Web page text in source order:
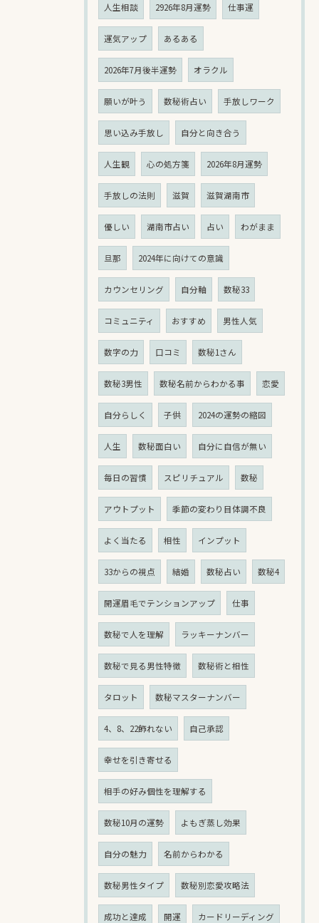
人生相談 2926年8月運勢 仕事運
運気アップ あるある
2026年7月後半運勢 オラクル
願いが叶う 数秘術占い 手放しワーク
思い込み手放し 自分と向き合う
人生観 心の処方箋 2026年8月運勢
手放しの法則 滋賀 滋賀湖南市
優しい 湖南市占い 占い わがまま
旦那 2024年に向けての意識
カウンセリング 自分軸 数秘33
コミュニティ おすすめ 男性人気
数字の力 口コミ 数秘1さん
数秘3男性 数秘名前からわかる事 恋愛
自分らしく 子供 2024の運勢の縮図
人生 数秘面白い 自分に自信が無い
毎日の習慣 スピリチュアル 数秘
アウトプット 季節の変わり目体調不良
よく当たる 相性 インプット
33からの視点 結婚 数秘占い 数秘4
開運眉毛でテンションアップ 仕事
数秘で人を理解 ラッキーナンバー
数秘で見る男性特徴 数秘術と相性
タロット 数秘マスターナンバー
4、8、22飾れない 自己承認
幸せを引き寄せる
相手の好み個性を理解する
数秘10月の運勢 よもぎ蒸し効果
自分の魅力 名前からわかる
数秘男性タイプ 数秘別恋愛攻略法
成功と達成 開運 カードリーディング